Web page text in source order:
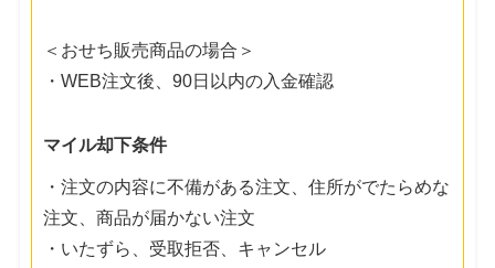
＜おせち販売商品の場合＞
・WEB注文後、90日以内の入金確認
マイル却下条件
・注文の内容に不備がある注文、住所がでたらめな
注文、商品が届かない注文
・いたずら、受取拒否、キャンセル